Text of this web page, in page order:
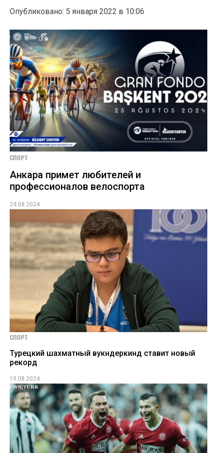
Опубликовано: 5 января 2022 в 10:06
СПОРТ
Анкара примет любителей и
профессионалов велоспорта
24.08.2024
СПОРТ
Турецкий шахматный вукндеркинд ставит новый
рекорд
19.08.2024